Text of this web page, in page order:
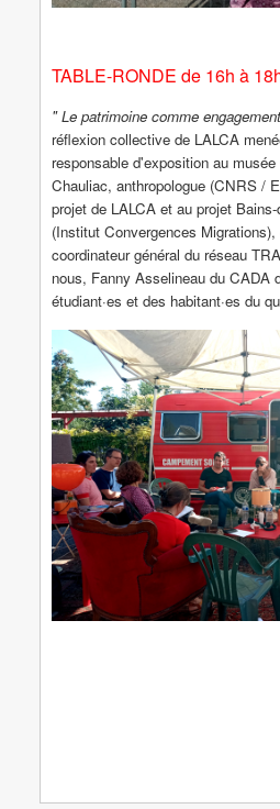
TABLE-RONDE de 16h à
" Le patrimoine comme
réflexion collective de LALCA
responsable d'exposition au
Chauliac, anthropologue (CNRS /
projet de LALCA et au projet
(Institut Convergences
coordinateur général du réseau
nous, Fanny Asselineau du CADA
étudiant·es et des habitant·es du